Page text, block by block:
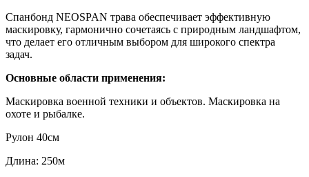
Спанбонд NEOSPAN трава обеспечивает эффективную
маскировку, гармонично сочетаясь с природным ландшафтом,
что делает его отличным выбором для широкого спектра
задач.
Основные области применения:
Маскировка военной техники и объектов. Маскировка на
охоте и рыбалке.
Рулон 40см
Длина: 250м